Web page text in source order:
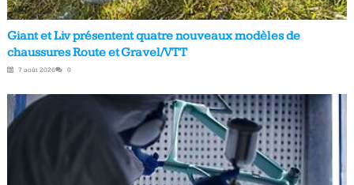
Giant et Liv présentent quatre nouveaux modèles de
chaussures Route et Gravel/VTT
7 août 2026 0